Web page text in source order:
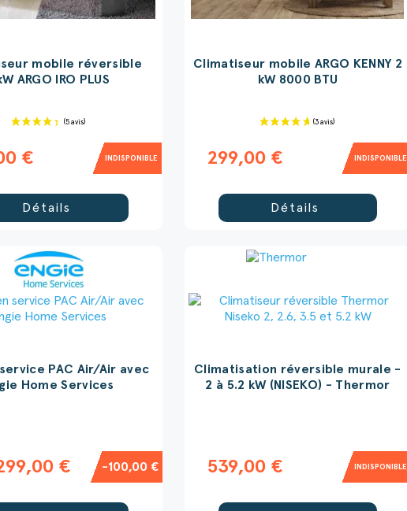
mobile réversible
ARGO IRO PLUS
€ INDISPONIBLE
Détails
Climatiseur mobile ARGO KENNY 2
kW 8000 BTU
299,00 € INDISPONIBLE
Détails
PAC Air/Air avec
Home Services
€ -100,00 €
Climatisation réversible murale -
2 à 5.2 kW (NISEKO) - Thermor
539,00 € INDISPONIBLE